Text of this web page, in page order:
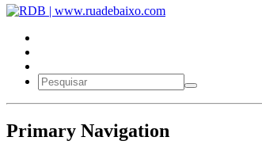
Primary Navigation